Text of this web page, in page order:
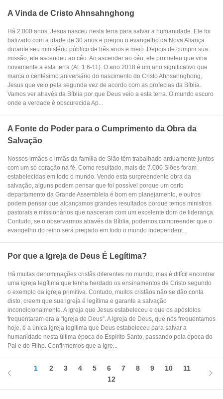
A Vinda de Cristo Ahnsahnghong
Há 2.000 anos, Jesus nasceu nesta terra para salvar a humanidade. Ele foi
batizado com a idade de 30 anos e pregou o evangelho da Nova Aliança
durante seu ministério público de três anos e meio. Depois de cumprir sua
missão, ele ascendeu ao céu. Ao ascender ao céu, ele prometeu que viria
novamente a esta terra (At. 1:6-11). O ano 2018 é um ano significativo que
marca o centésimo aniversário do nascimento do Cristo Ahnsahnghong,
Jesus que veio pela segunda vez de acordo com as profecias da Bíblia.
Vamos ver através da Bíblia por que Deus veio a esta terra. O mundo escuro
onde a verdade é obscurecida Ap...
A Fonte do Poder para o Cumprimento da Obra da
Salvação
Nossos irmãos e irmãs da família de Sião têm trabalhado arduamente juntos
com um só coração na fé. Como resultado, mais de 7.000 Siões foram
estabelecidas em todo o mundo. Vendo esta surpreendente obra da
salvação, alguns podem pensar que foi possível porque um certo
departamento da Grande Assembleia é bom em planejamento, e outros
podem pensar que alcançamos grandes resultados porque temos ministros
pastorais e missionários que nasceram com um excelente dom de liderança.
Contudo, se o observarmos através da Bíblia, podemos compreender que o
evangelho do reino será pregado em todo o mundo independent...
Por que a Igreja de Deus É Legítima?
Há muitas denominações cristãs diferentes no mundo, mas é difícil encontrar
uma igreja legítima que tenha herdado os ensinamentos de Cristo segundo
o exemplo da igreja primitiva. Contudo, muitos cristãos não se dão conta
disto; creem que sua igreja é legítima e garante a salvação
incondicionalmente. A Igreja que Jesus estabeleceu e que os apóstolos
frequentaram era a “Igreja de Deus”. A Igreja de Deus, que nós frequentamos
hoje, é a única igreja legítima que Deus estabeleceu para salvar a
humanidade nesta última época do Espírito Santo, passando pela época do
Pai e do Filho. Confirmemos que a Igre...
1 2 3 4 5 6 7 8 9 10
11
12